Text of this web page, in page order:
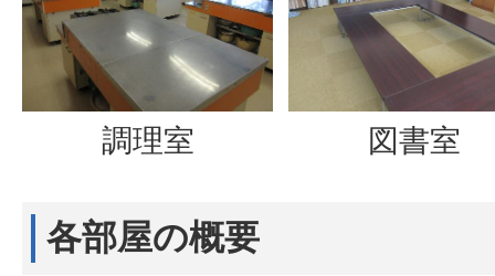
調理室 図書室
各部屋の概要